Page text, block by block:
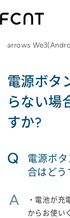
arrows
電源ボタ
らない場
すか?
Q
電源ボ
合はどう
A
・電池が充
からお使い